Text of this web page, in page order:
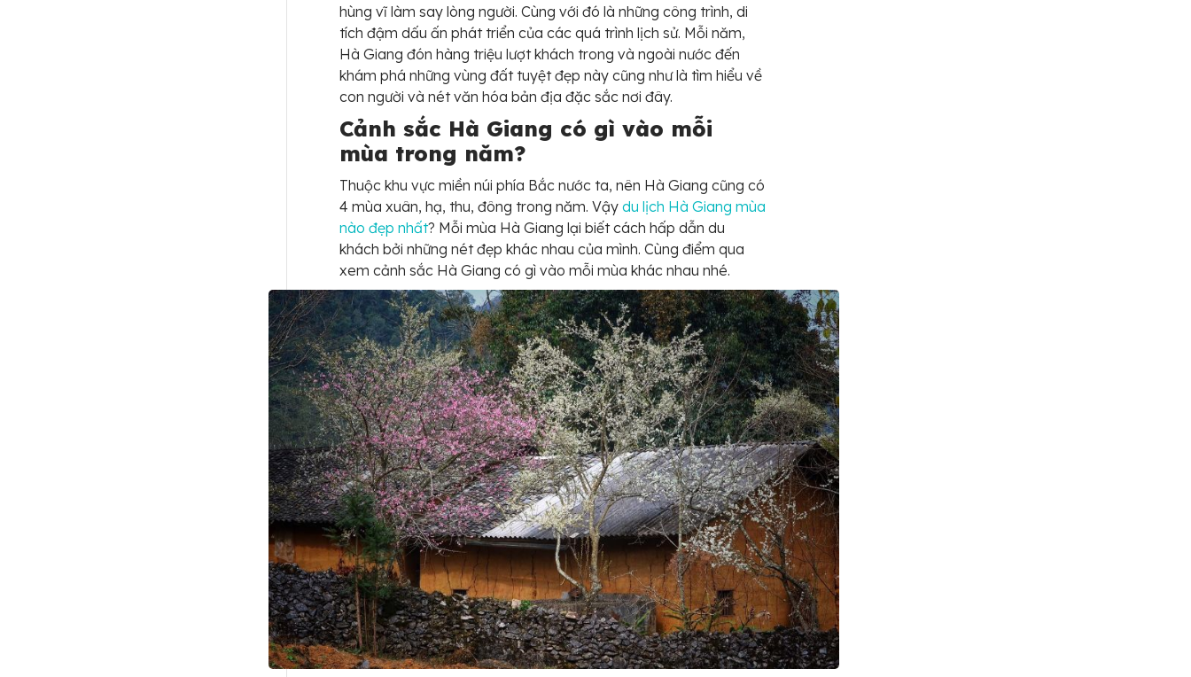
hùng vĩ làm say lòng người. Cùng với đó là những công trình, di
tích đậm dấu ấn phát triển của các quá trình lịch sử. Mỗi năm,
Hà Giang đón hàng triệu lượt khách trong và ngoài nước đến
khám phá những vùng đất tuyệt đẹp này cũng như là tìm hiểu về
con người và nét văn hóa bản địa đặc sắc nơi đây.
Cảnh sắc Hà Giang có gì vào mỗi
mùa trong năm?
Thuộc khu vực miền núi phía Bắc nước ta, nên Hà Giang cũng có
4 mùa xuân, hạ, thu, đông trong năm. Vậydu lịch Hà Giang mùa
nào đẹp nhất? Mỗi mùa Hà Giang lại biết cách hấp dẫn du
khách bởi những nét đẹp khác nhau của mình. Cùng điểm qua
xem cảnh sắc Hà Giang có gì vào mỗi mùa khác nhau nhé.